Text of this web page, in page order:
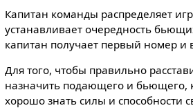
Капитан команды распределяет
устанавливает очередность
капитан получает первый номер и
Для того, чтобы правильно
назначить подающего и бьющего,
хорошо знать силы и способности